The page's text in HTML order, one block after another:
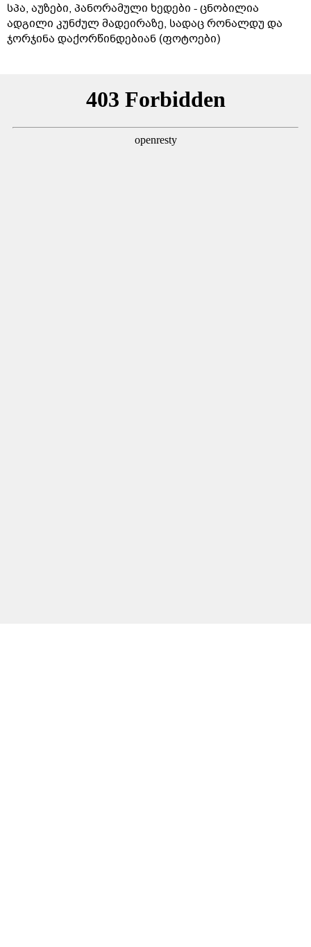
სპა, აუზები, პანორამული ხედები - ცნობილია
ადგილი კუნძულ მადეირაზე, სადაც რონალდუ და
ჯორჯინა დაქორწინდებიან (ფოტოები)